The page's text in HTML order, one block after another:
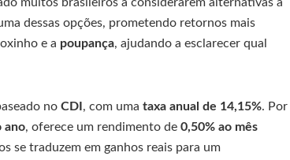
dessas opções, prometendo retornos mais
oxinho e a poupança, ajudando a esclarecer qual
no CDI , com uma taxa anual de 14,15%. Por
ano, oferece um rendimento de 0,50% ao mês
se traduzem em ganhos reais para um